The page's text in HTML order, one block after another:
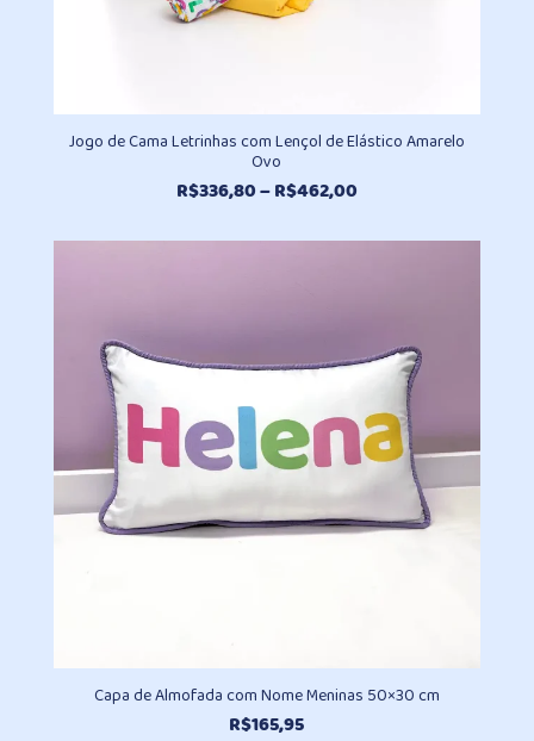
Jogo de Cama Letrinhas com Lençol de Elástico Amarelo
Ovo
R$336,80–R$462,00Faixa
preço:
Capa de Almofada com Nome Meninas 50×30 cm
R$165,95